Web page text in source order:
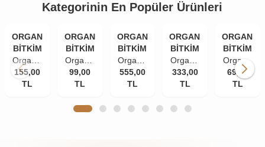
Kategorinin En Popüler Ürünleri
ORGANİK
BİTKİM
Organik
Bitkim
84
155,00
TL
ORGANİK
BİTKİM
Organik
Bitkim
Tane
(İri
99,00
TL
ORGANİK
BİTKİM
Organik
Bitkim
Akgünlük
(Günlük-
555,00
TL
ORGANİK
BİTKİM
Organik
Bitkim
Damla
10 gr
333,00
TL
ORGANİK
BİTKİM
Organik
Bitkim
Zerdeçal
69,00
TL